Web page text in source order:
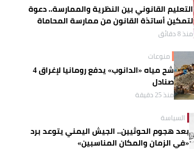
التعليم القانوني بين النظرية والممارسة.. دعوة
لتمكين أساتذة القانون من ممارسة المحاماة
منذ 8 دقائق
منوعات
شح مياه «الدانوب» يدفع رومانيا لإغراق 4
صنادل
منذ 25 دقيقة
السياسة
بعد هجوم الحوثيين.. الجيش اليمني يتوعد برد
«في الزمان والمكان المناسبين»